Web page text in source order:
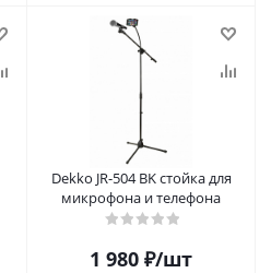
Dekko JR-504 BK стойка для
микрофона и телефона
1 980 ₽/шт